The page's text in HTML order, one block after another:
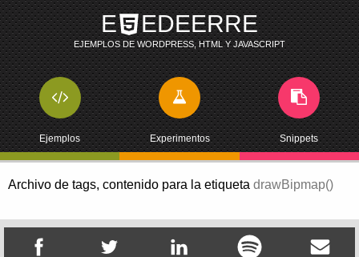
E EDEERRE
EJEMPLOS DE WORDPRESS, HTML Y JAVASCRIPT
Ejemplos Experimentos Snippets
Archivo de tags, contenido para la etiqueta drawBipmap()